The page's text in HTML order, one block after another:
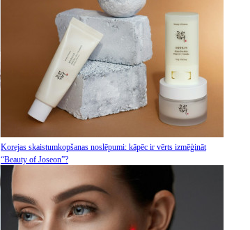
Korejas skaistumkopšanas noslēpumi: kāpēc ir vērts izmēģināt
“Beauty of Joseon”?